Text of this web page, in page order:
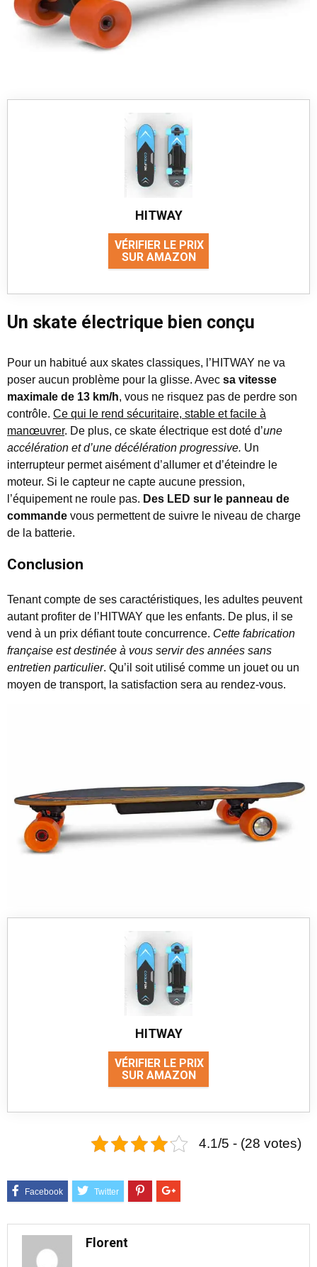
HITWAY
VÉRIFIER LE PRIX
SUR AMAZON
Un skate électrique bien conçu
Pour un habitué aux skates classiques, l’HITWAY ne va
poser aucun problème pour la glisse. Avec sa vitesse
maximale de 13 km/h, vous ne risquez pas de perdre son
contrôle. Ce qui le rend sécuritaire, stable et facile à
manœuvrer. De plus, ce skate électrique est doté d’une
accélération et d’une décélération progressive. Un
interrupteur permet aisément d’allumer et d’éteindre le
moteur. Si le capteur ne capte aucune pression,
l’équipement ne roule pas. Des LED sur le panneau de
commande vous permettent de suivre le niveau de charge
de la batterie.
Conclusion
Tenant compte de ses caractéristiques, les adultes peuvent
autant profiter de l’HITWAY que les enfants. De plus, il se
vend à un prix défiant toute concurrence. Cette fabrication
française est destinée à vous servir des années sans
entretien particulier. Qu’il soit utilisé comme un jouet ou un
moyen de transport, la satisfaction sera au rendez-vous.
HITWAY
VÉRIFIER LE PRIX
SUR AMAZON
4.1/5 - (28 votes)
Florent